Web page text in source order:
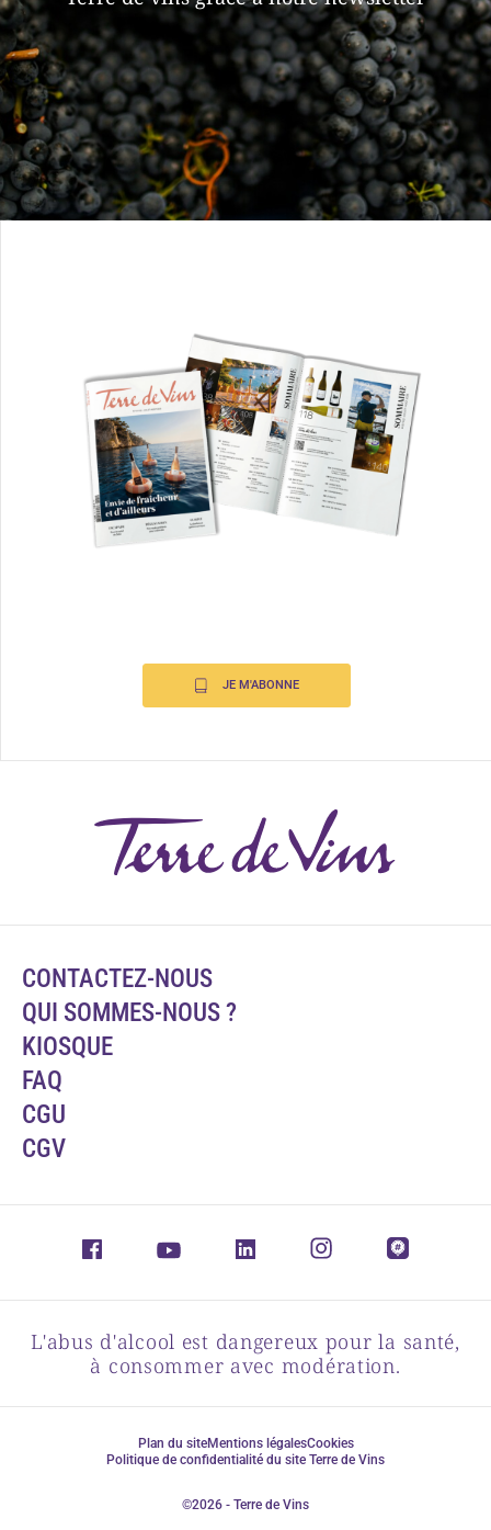
JE M'ABONNE
CONTACTEZ-NOUS
QUI SOMMES-NOUS ?
KIOSQUE
FAQ
CGU
CGV
L'abus d'alcool est dangereux pour la santé,
à consommer avec modération.
Plan du siteMentions légalesCookies
Politique de confidentialité du site Terre de Vins
©2026 - Terre de Vins